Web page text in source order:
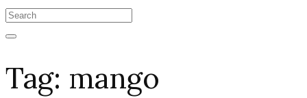
Tag: mango